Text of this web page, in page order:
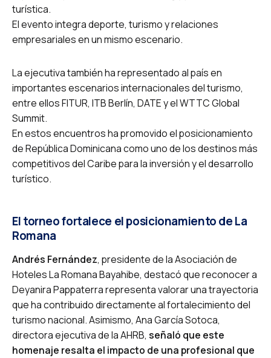
turística.
El evento integra deporte, turismo y relaciones
empresariales en un mismo escenario.
La ejecutiva también ha representado al país en
importantes escenarios internacionales del turismo,
entre ellos FITUR, ITB Berlín, DATE y el WTTC Global
Summit.
En estos encuentros ha promovido el posicionamiento
de República Dominicana como uno de los destinos más
competitivos del Caribe para la inversión y el desarrollo
turístico.
El torneo fortalece el posicionamiento de La
Romana
Andrés Fernández, presidente de la Asociación de
Hoteles La Romana Bayahibe, destacó que reconocer a
Deyanira Pappaterra representa valorar una trayectoria
que ha contribuido directamente al fortalecimiento del
turismo nacional. Asimismo, Ana García Sotoca,
directora ejecutiva de la AHRB, señaló que este
homenaje resalta el impacto de una profesional que